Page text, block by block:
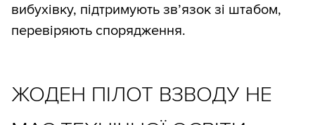
вибухівку, підтримують зв’язок зі штабом,
перевіряють спорядження.
ЖОДЕН ПІЛОТ ВЗВОДУ НЕ